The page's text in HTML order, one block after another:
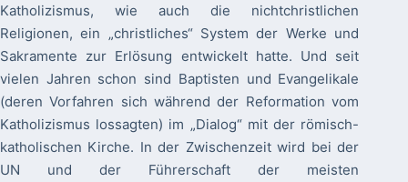
Katholizismus, wie auch die nichtchristlichen
Religionen, ein „christliches“ System der Werke und
Sakramente zur Erlösung entwickelt hatte. Und seit
vielen Jahren schon sind Baptisten und Evangelikale
(deren Vorfahren sich während der Reformation vom
Katholizismus lossagten) im „Dialog“ mit der römisch-
katholischen Kirche. In der Zwischenzeit wird bei der
UN und der Führerschaft der meisten